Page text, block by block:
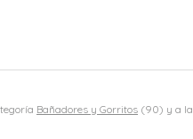
Bañadores y Gorritos (90) y a